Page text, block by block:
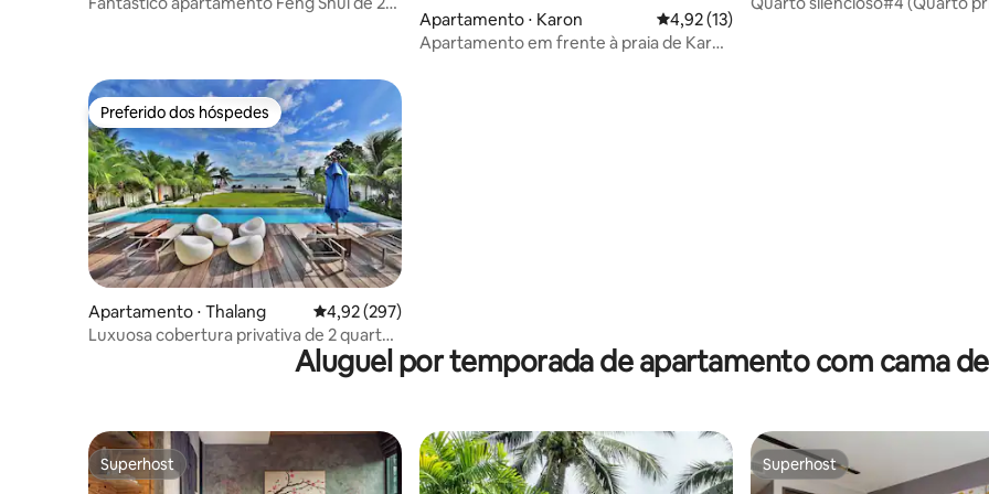
Apartamento ⋅ Karon 4,92 de uma avaliação média de 5, 13
4,92 (13)
Apartamento em frente à praia de Karon
Preferido dos hóspedes
Preferido dos hóspedes
Apartamento ⋅ Thalang 4,92 de uma avaliação média de 5, 297 avaliações
4,92 (297)
Luxuosa cobertura privativa de 2 quartos
Aluguel por temporada de apartamento com cama
Superhost
Superhost Superhost
Superhost